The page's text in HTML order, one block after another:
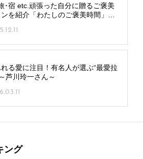
･宿 etc.頑張った自分に贈るご褒美
を紹介「わたしのご褒美時間」～
る愛に注目！有名人が選ぶ“最愛拉
芦川玲一さん～
ング